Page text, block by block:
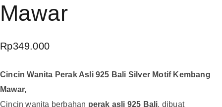
Mawar
Rp349.000
Cincin Wanita Perak Asli 925 Bali Silver Motif Kembang
Mawar,
Cincin wanita berbahan perak asli 925 Bali, dibuat